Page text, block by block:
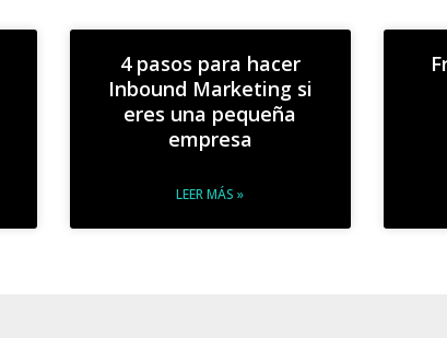
4 pasos para hacer
Inbound Marketing si
eres una pequeña
empresa
LEER MÁS »